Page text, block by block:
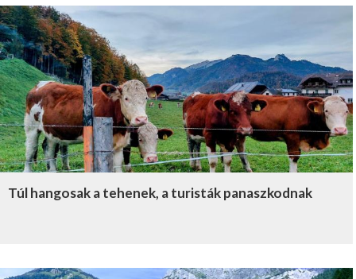
Túl hangosak a tehenek, a turisták panaszkodnak